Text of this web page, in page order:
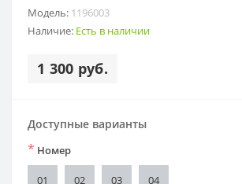
Модель: 1196003
Наличие: Есть в наличии
1 300 руб.
Доступные варианты
* Номер
01 02 03 04